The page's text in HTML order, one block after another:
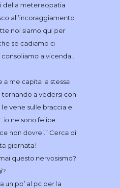
della metereopatia
all’incoraggiamento
noi siamo qui per
se cadiamo ci
a vicenda…
a me capita la stessa
tornando a vedersi con
le vene sulle braccia e
io ne sono felice.
non dovrei.” Cerca di
giornata!
questo nervosismo?
un po’ al pc per la